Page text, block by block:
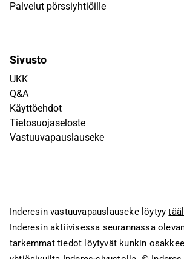
Palvelut pörssiyhtiöille
Sivusto
UKK
Q&A
Käyttöehdot
Tietosuojaseloste
Vastuuvapauslauseke
Inderesin vastuuvapauslauseke löytyy
Inderesin aktiivisessa seurannassa
tarkemmat tiedot löytyvät kunkin